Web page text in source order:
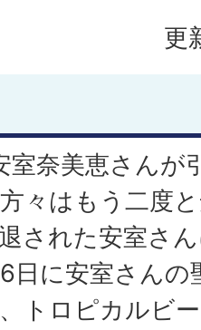
更
室奈美恵さんが
々はもう二度
された安室さ
日に安室さんの
トロピカルビ